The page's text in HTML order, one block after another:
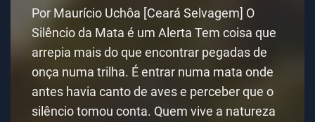
Por Maurício Uchôa [Ceará Selvagem] O
Silêncio da Mata é um Alerta Tem coisa que
arrepia mais do que encontrar pegadas de
onça numa trilha. É entrar numa mata onde
antes havia canto de aves e perceber que o
silêncio tomou conta. Quem vive a natureza